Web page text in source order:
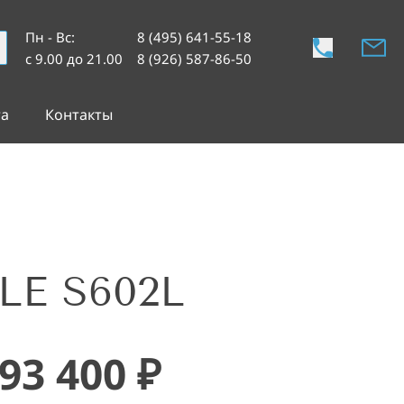
Пн - Вс:
с 9.00 до 21.00
8 (495) 641-55-18
8 (926) 587-86-50
Контакты
S602L
93 400 ₽